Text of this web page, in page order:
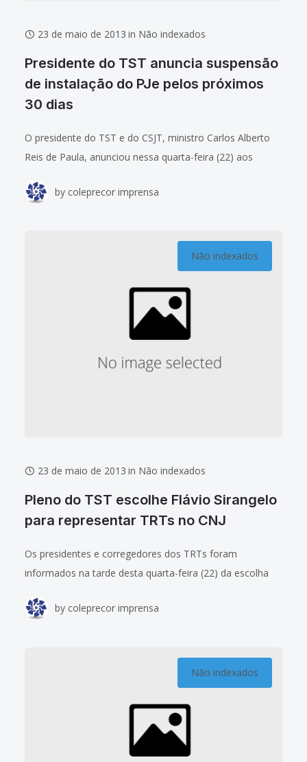
23 de maio de 2013 in Não indexados
Presidente do TST anuncia suspensão
de instalação do PJe pelos próximos
30 dias
O presidente do TST e do CSJT, ministro Carlos Alberto
Reis de Paula, anunciou nessa quarta-feira (22) aos
Coleprecor a suspensão por 30
by coleprecor imprensa
Não indexados
23 de maio de 2013 in Não indexados
Pleno do TST escolhe Flávio Sirangelo
para representar TRTs no CNJ
Os presidentes e corregedores dos TRTs foram
informados na tarde desta quarta-feira (22) da escolha
do Sul – 4ª Região) para representar
by coleprecor imprensa
Não indexados